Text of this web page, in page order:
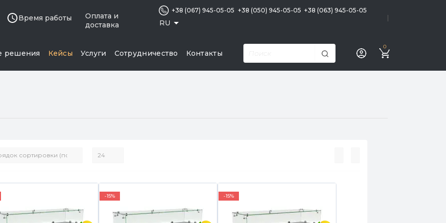
Время работы
Оплата и
доставка
RU
+38 (067) 945-05-05 +38 (050) 945-05-05 +38 (063) 945-05-05
решения Кейсы Услуги Сотрудничество Контакты
0
-15% -15%